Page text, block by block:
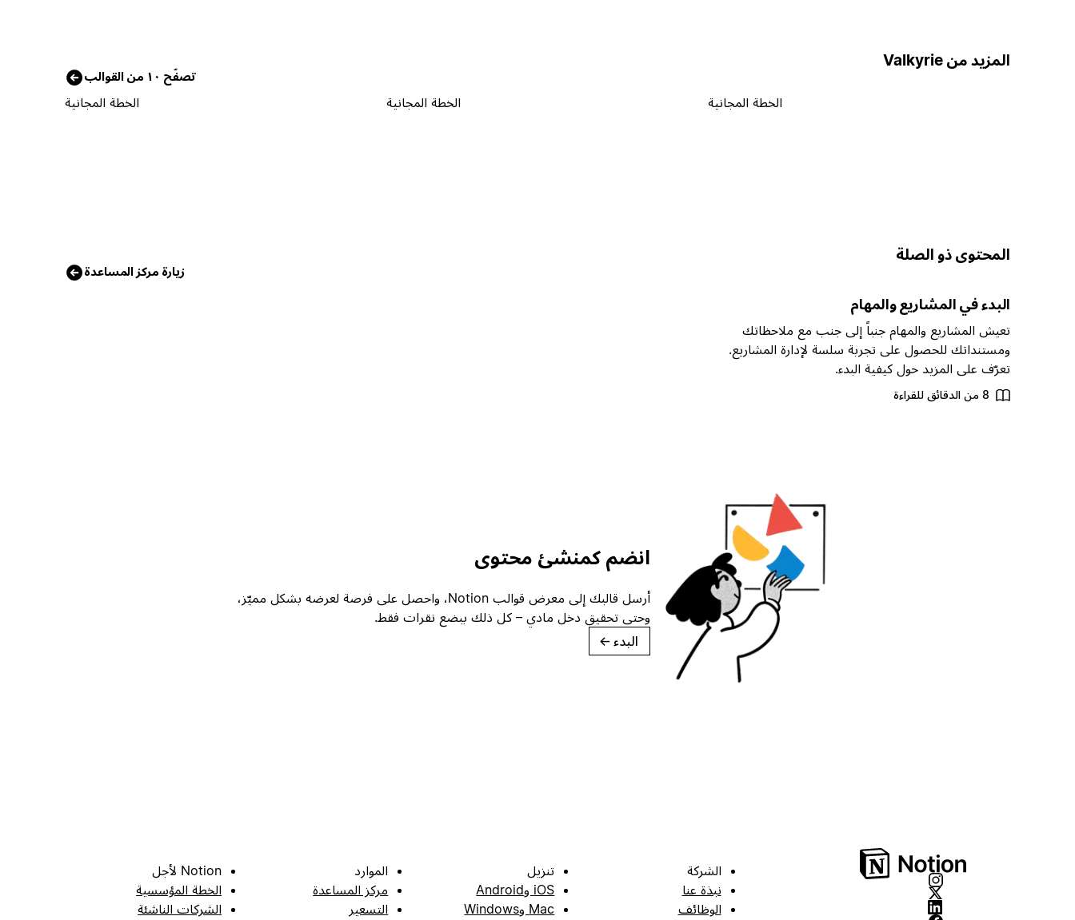
المزيد من Valkyrie
تصفّح ١٠ من القوالب
الخطة المجانية الخطة المجانية الخطة المجانية
المحتوى ذو الصلة
زيارة مركز المساعدة
البدء في المشاريع والمهام
تعيش المشاريع والمهام جنباً إلى جنب مع ملاحظاتك
ومستنداتك للحصول على تجربة سلسة لإدارة المشاريع.
تعرّف على المزيد حول كيفية البدء.
8 من الدقائق للقراءة
انضم كمنشئ محتوى
أرسل قالبك إلى معرض قوالب Notion، واحصل على فرصة لعرضه بشكل مميّز،
وحتى تحقيق دخل مادي – كل ذلك ببضع نقرات فقط.
البدء →
الشركة
نبذة عنا
الوظائف
تنزيل
iOS وAndroid
Mac وWindows
الموارد
مركز المساعدة
التسعير
Notion لأجل
الخطة المؤسسية
الشركات الناشئة